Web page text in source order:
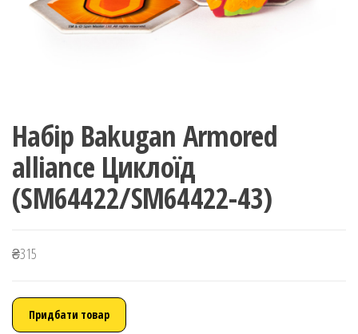
Набір Bakugan Armored
alliance Циклоїд
(SM64422/SM64422-43)
₴315
Придбати товар